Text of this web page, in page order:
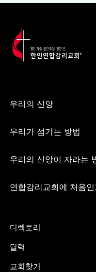
우리의 신앙
우리가 섬기는 방법
우리의 신앙이 자라는
연합감리교회에 처음
디렉토리
달력
교회찾기